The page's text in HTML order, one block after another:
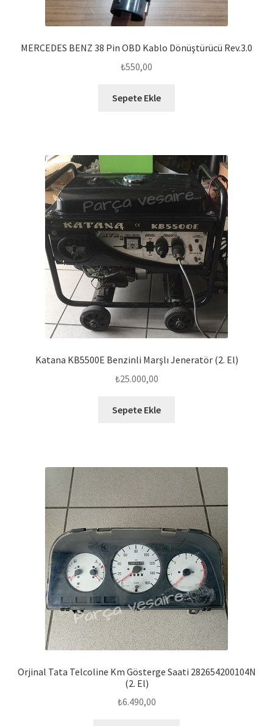
MERCEDES BENZ 38 Pin OBD Kablo Dönüştürücü Rev.3.0
₺550,00
Sepete Ekle
Katana KB5500E Benzinli Marşlı Jeneratör (2. El)
₺25.000,00
Sepete Ekle
Orjinal Tata Telcoline Km Gösterge Saati 282654200104N
(2. El)
₺6.490,00